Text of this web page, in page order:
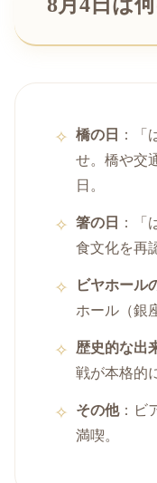
8月4日は
橋の日
：「
せ。橋や交
日。
箸の日
：「
食文化を再
ビヤホール
ホール（銀
歴史的な出
戦が本格的
その他：ビ
満喫。